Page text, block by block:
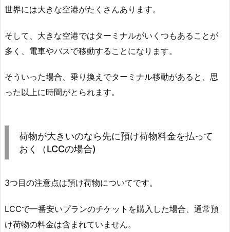
世界には大きな空港がたくさんあります。
そして、大きな空港ではターミナルがいくつもあることが
多く、電車やバスで移動することになります。
そういった場合、乗り換えでターミナル移動があると、思
った以上に時間がとられます。
荷物が大きいのなら先に預け荷物料金を払って
おく（LCCの場合)
3つ目の注意点は預け荷物についてです。
LCCで一番安いプランのチケットを購入した場合、通常預
け荷物の料金は含まれていません。